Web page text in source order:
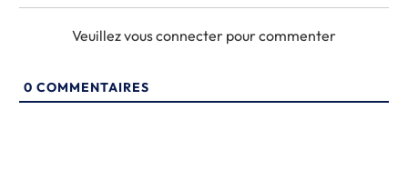
Veuillez vous connecter pour commenter
0 COMMENTAIRES